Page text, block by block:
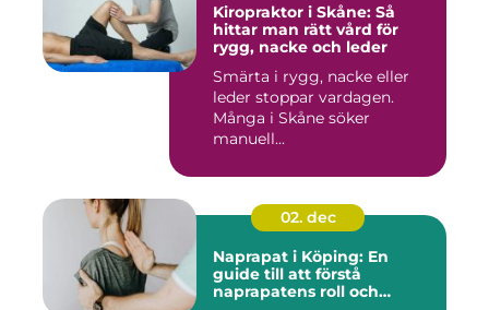
Kiropraktor i Skåne: Så
hittar man rätt vård för
rygg, nacke och leder
Smärta i rygg, nacke eller
leder stoppar vardagen.
Många i Skåne söker
manuell...
02. dec
Naprapat i Köping: En
guide till att förstå
naprapatens roll och